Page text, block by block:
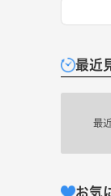
最近
最
お気